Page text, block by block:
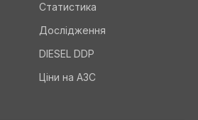
Статистика
Дослідження
DIESEL DDP
Ціни на АЗС